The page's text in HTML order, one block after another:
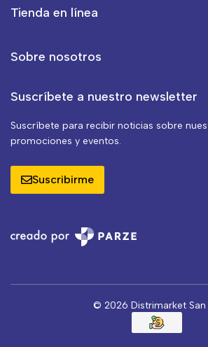
Tienda en línea
Sobre nosotros
Suscríbete a nuestro newsletter
Suscríbete para recibir noticias sobre
promociones y eventos.
Suscribirme
© 2026 Distrimarket San